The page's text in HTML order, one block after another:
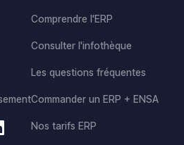
Comprendre l'ERP
Consulter l'infothèque
Les questions fréquentes
Commander un ERP + ENSA
Nos tarifs ERP